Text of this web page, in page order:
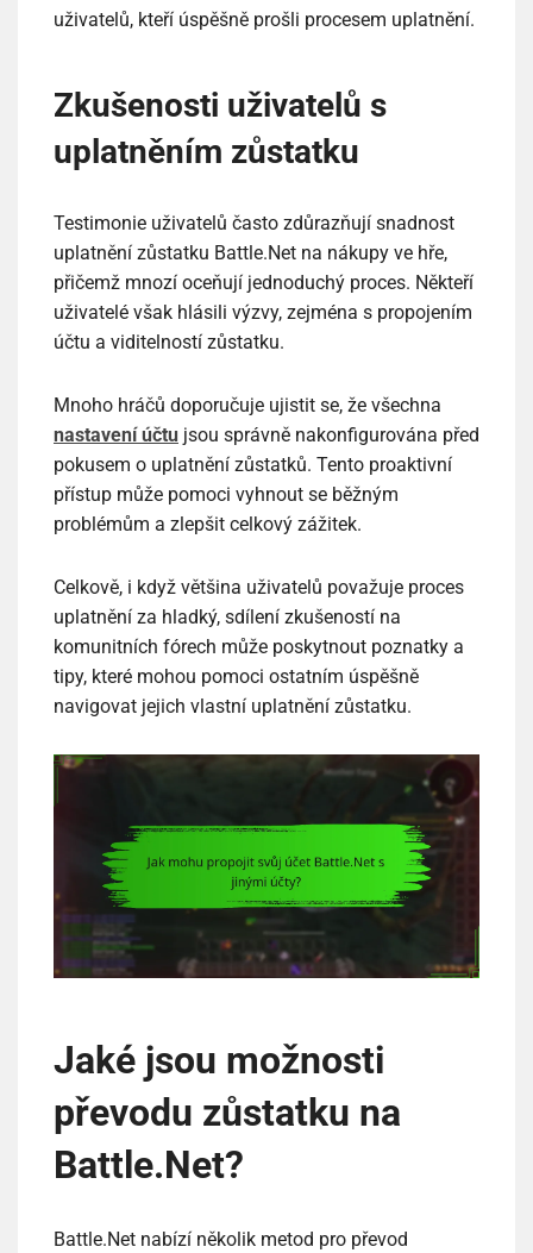
uživatelů, kteří úspěšně prošli procesem uplatnění.
Zkušenosti uživatelů s
uplatněním zůstatku
Testimonie uživatelů často zdůrazňují snadnost
uplatnění zůstatku Battle.Net na nákupy ve hře,
přičemž mnozí oceňují jednoduchý proces. Někteří
uživatelé však hlásili výzvy, zejména s propojením
účtu a viditelností zůstatku.
Mnoho hráčů doporučuje ujistit se, že všechna
nastavení účtu jsou správně nakonfigurována před
pokusem o uplatnění zůstatků. Tento proaktivní
přístup může pomoci vyhnout se běžným
problémům a zlepšit celkový zážitek.
Celkově, i když většina uživatelů považuje proces
uplatnění za hladký, sdílení zkušeností na
komunitních fórech může poskytnout poznatky a
tipy, které mohou pomoci ostatním úspěšně
navigovat jejich vlastní uplatnění zůstatku.
Jaké jsou možnosti
převodu zůstatku na
Battle.Net?
Battle.Net nabízí několik metod pro převod